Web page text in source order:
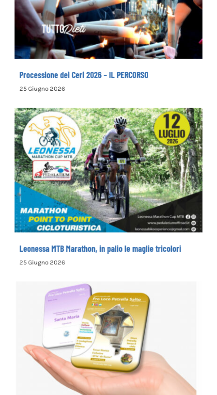
Processione dei Ceri 2026 – IL PERCORSO
Processione dei Ceri 2026 – IL PERCORSO
25 Giugno 2026
Leonessa MTB Marathon, in palio le maglie
tricolori
Leonessa MTB Marathon, in palio le maglie tricolori
la Pro Loco di Petrella Salto presenta il
nuovo opuscolo dedicato alla
valorizzazione del territorio